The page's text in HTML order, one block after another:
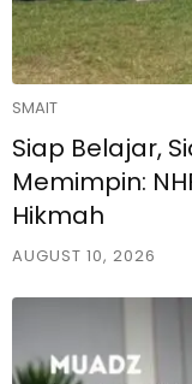
SMAIT
Siap Belajar,
Memimpin:
Hikmah
AUGUST 10, 2026